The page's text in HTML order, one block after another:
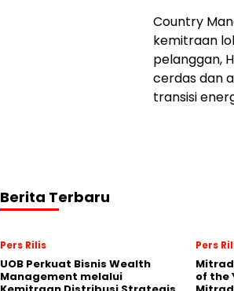
Country
kemitraan
pelanggan,
cerdas dan
transisi
Berita Terbaru
Pers Rilis
UOB Perkuat Bisnis Wealth
Management melalui
Pers
of the